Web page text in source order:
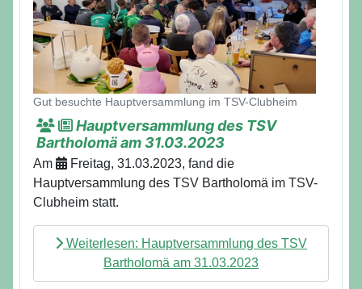
Gut besuchte Hauptversammlung im TSV-Clubheim
Hauptversammlung des TSV
Bartholomä am 31.03.2023
Am
Freitag, 31.03.2023, fand die
Hauptversammlung des TSV Bartholomä im TSV-
Clubheim statt.
Weiterlesen: Hauptversammlung des TSV
Bartholomä am 31.03.2023